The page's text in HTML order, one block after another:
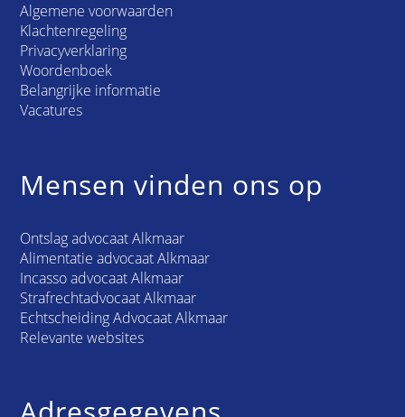
Algemene voorwaarden
Klachtenregeling
Privacyverklaring
Woordenboek
Belangrijke informatie
Vacatures
Mensen vinden ons op
Ontslag advocaat Alkmaar
Alimentatie advocaat Alkmaar
Incasso advocaat Alkmaar
Strafrechtadvocaat Alkmaar
Echtscheiding Advocaat Alkmaar
Relevante websites